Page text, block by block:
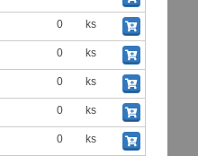
0 ks
0 ks
0 ks
0 ks
0 ks